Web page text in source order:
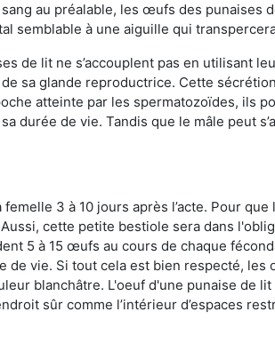
au préalable, les œufs des punaises
semblable à une aiguille qui
de lit ne s’accouplent pas en utilisant
sa glande reproductrice. Cette
atteinte par les spermatozoïdes, ils
durée de vie. Tandis que le mâle peut
3 à 10 jours après l’acte. Pour
cette petite bestiole sera dans
5 à 15 œufs au cours de chaque
vie. Si tout cela est bien respecté,
blanchâtre. L'oeuf d'une punaise de
sûr comme l’intérieur d’espaces